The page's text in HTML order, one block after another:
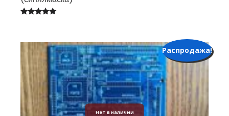
Нет в наличии
Распродажа!